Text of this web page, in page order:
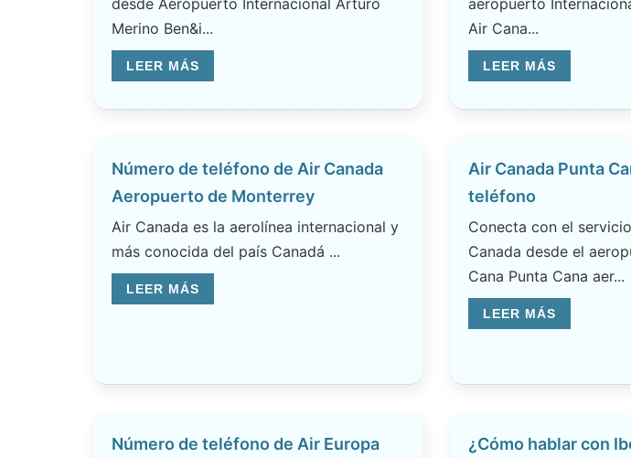
desde Aeropuerto Internacional Arturo
Merino Ben&i...
LEER MÁS
aeropuerto
Air Cana...
LEER MÁS
Número de teléfono de Air Canada
Aeropuerto de Monterrey
Air Canada es la aerolínea internacional y
más conocida del país Canadá ...
LEER MÁS
Air Canada Punta
teléfono
Conecta con el
Canada desde el
Cana Punta Cana aer...
LEER MÁS
Número de teléfono de Air Europa
¿Cómo hablar con